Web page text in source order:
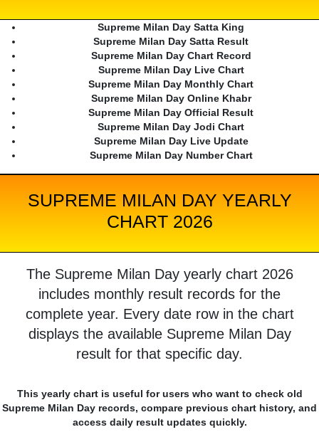
Supreme Milan Day Satta King
Supreme Milan Day Satta Result
Supreme Milan Day Chart Record
Supreme Milan Day Live Chart
Supreme Milan Day Monthly Chart
Supreme Milan Day Online Khabr
Supreme Milan Day Official Result
Supreme Milan Day Jodi Chart
Supreme Milan Day Live Update
Supreme Milan Day Number Chart
SUPREME MILAN DAY YEARLY
CHART 2026
The Supreme Milan Day yearly chart 2026
includes monthly result records for the
complete year. Every date row in the chart
displays the available Supreme Milan Day
result for that specific day.
This yearly chart is useful for users who want to check old
Supreme Milan Day records, compare previous chart history, and
access daily result updates quickly.